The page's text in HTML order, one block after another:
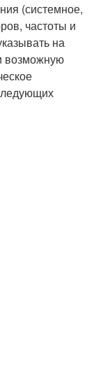
(системное,
частоты и
на
возможную